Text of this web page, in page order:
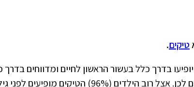
טיקים.
בדרך כלל בעשור הראשון לחיים ומדווחים בדרך
החל מגיל שנתיים, אך כמובן שעשויים להתרחש עוד קודם לכן. אצל רוב הילדים (96%) הטיקים מופיעים